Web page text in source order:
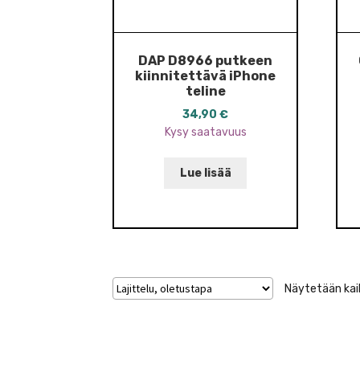
DAP D8966 putkeen
kiinnitettävä iPhone
teline
34,90€
Kysy saatavuus
Lue lisää
Näytetään